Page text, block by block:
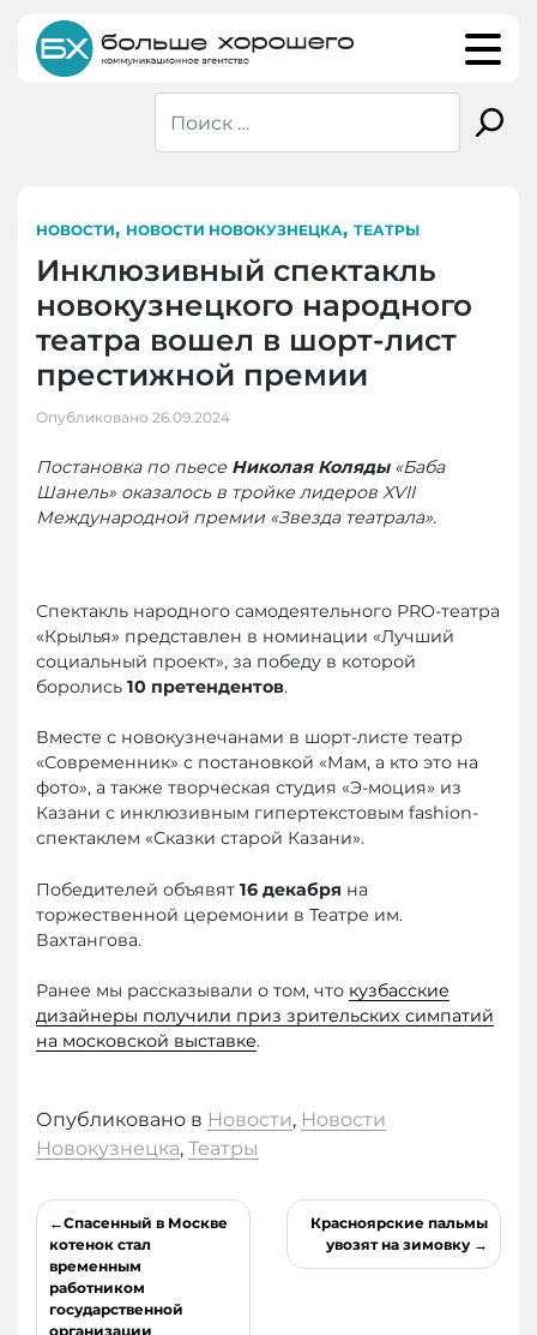
content
НОВОСТИ, НОВОСТИ НОВОКУЗНЕЦКА, ТЕАТРЫ
Инклюзивный спектакль
новокузнецкого народного
театра вошел в шорт-лист
престижной премии
Опубликовано 26.09.2024
Постановка по пьесе Николая Коляды«Баба
Шанель» оказалось в тройке лидеров XVII
Международной премии «Звезда театрала».
Спектакль народного самодеятельного PRO-театра
«Крылья» представлен в номинации «Лучший
социальный проект», за победу в которой
боролись 10 претендентов.
Вместе с новокузнечанами в шорт-листе театр
«Современник» с постановкой «Мам, а кто это на
фото», а также творческая студия «Э-моция» из
Казани с инклюзивным гипертекстовым fashion-
спектаклем «Сказки старой Казани».
Победителей объявят 16 декабря на
торжественной церемонии в Театре им.
Вахтангова.
Ранее мы рассказывали о том, что кузбасские
дизайнеры получили приз зрительских симпатий
на московской выставке.
Опубликовано в Новости, Новости
Новокузнецка, Театры
Навигация
по
записям
Спасенный в Москве
котенок стал
временным
работником
государственной
организации
Красноярские пальмы
увозят на зимовку